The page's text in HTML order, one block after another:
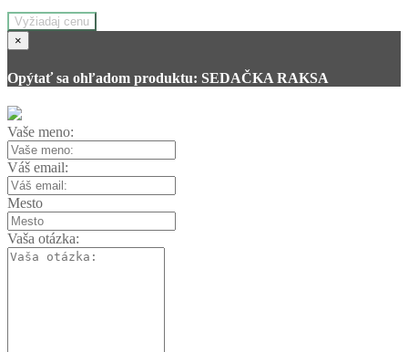
Vyžiadaj cenu
×
Opýtať sa ohľadom produktu: SEDAČKA RAKSA
Vaše meno:
Váš email:
Mesto
Vaša otázka: